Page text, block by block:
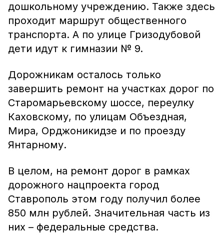
дошкольному учреждению. Также здесь
проходит маршрут общественного
транспорта. А по улице Гризодубовой
дети идут к гимназии № 9.
Дорожникам осталось только
завершить ремонт на участках дорог по
Старомарьевскому шоссе, переулку
Каховскому, по улицам Объездная,
Мира, Орджоникидзе и по проезду
Янтарному.
В целом, на ремонт дорог в рамках
дорожного нацпроекта город
Ставрополь этом году получил более
850 млн рублей. Значительная часть из
них – федеральные средства.